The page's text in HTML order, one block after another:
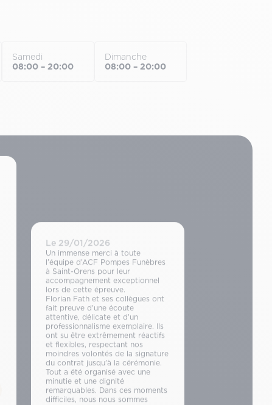
Samedi
08:00 – 20:00
Dimanche
08:00 – 20:00
Le 29/01/2026
Un immense merci à toute
l’équipe d’ACF Pompes Funèbres
à Saint-Orens pour leur
accompagnement exceptionnel
lors de cette épreuve.
Florian Fath et ses collègues ont
fait preuve d’une écoute
attentive, délicate et d’un
professionnalisme exemplaire. Ils
ont su être extrêmement réactifs
et flexibles, respectant nos
moindres volontés de la signature
du contrat jusqu’à la cérémonie.
Tout a été organisé avec une
minutie et une dignité
remarquables. Dans ces moments
difficiles, nous nous sommes